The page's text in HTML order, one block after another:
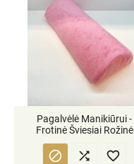
Pagalvėlė Manikiūrui -
Frotinė Šviesiai Rožinė
  